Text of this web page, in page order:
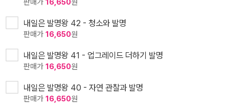
판매가 16,650원
내일은 발명왕 42 - 청소와 발명
판매가 16,650원
내일은 발명왕 41 - 업그레이드 더하기 발명
판매가 16,650원
내일은 발명왕 40 - 자연 관찰과 발명
판매가 16,650원